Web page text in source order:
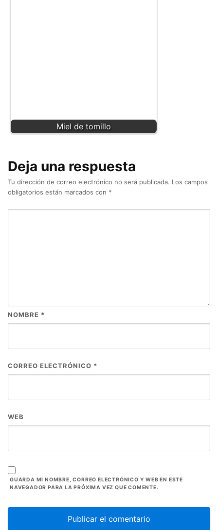
Miel de tomillo
Deja una respuesta
Tu dirección de correo electrónico no será publicada. Los campos
obligatorios están marcados con *
NOMBRE *
CORREO ELECTRÓNICO *
WEB
GUARDA MI NOMBRE, CORREO ELECTRÓNICO Y WEB EN ESTE
NAVEGADOR PARA LA PRÓXIMA VEZ QUE COMENTE.